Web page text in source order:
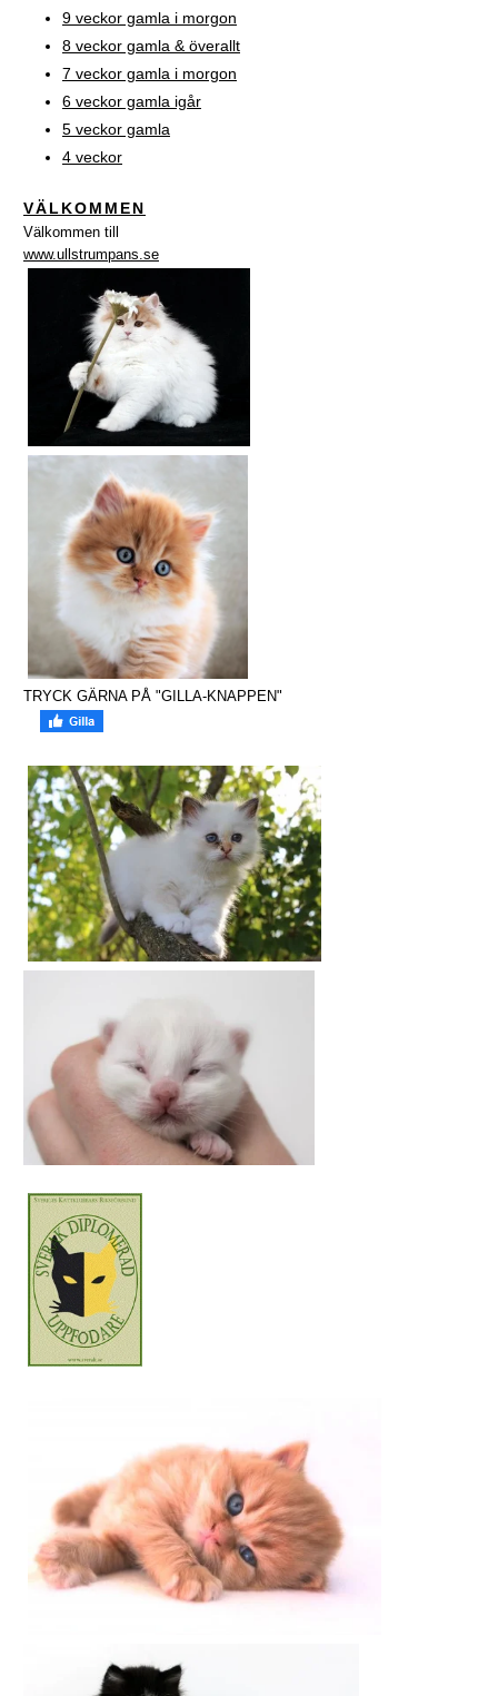
9 veckor gamla i morgon
8 veckor gamla & överallt
7 veckor gamla i morgon
6 veckor gamla igår
5 veckor gamla
4 veckor
VÄLKOMMEN
Välkommen till
www.ullstrumpans.se
TRYCK GÄRNA PÅ "GILLA-KNAPPEN"